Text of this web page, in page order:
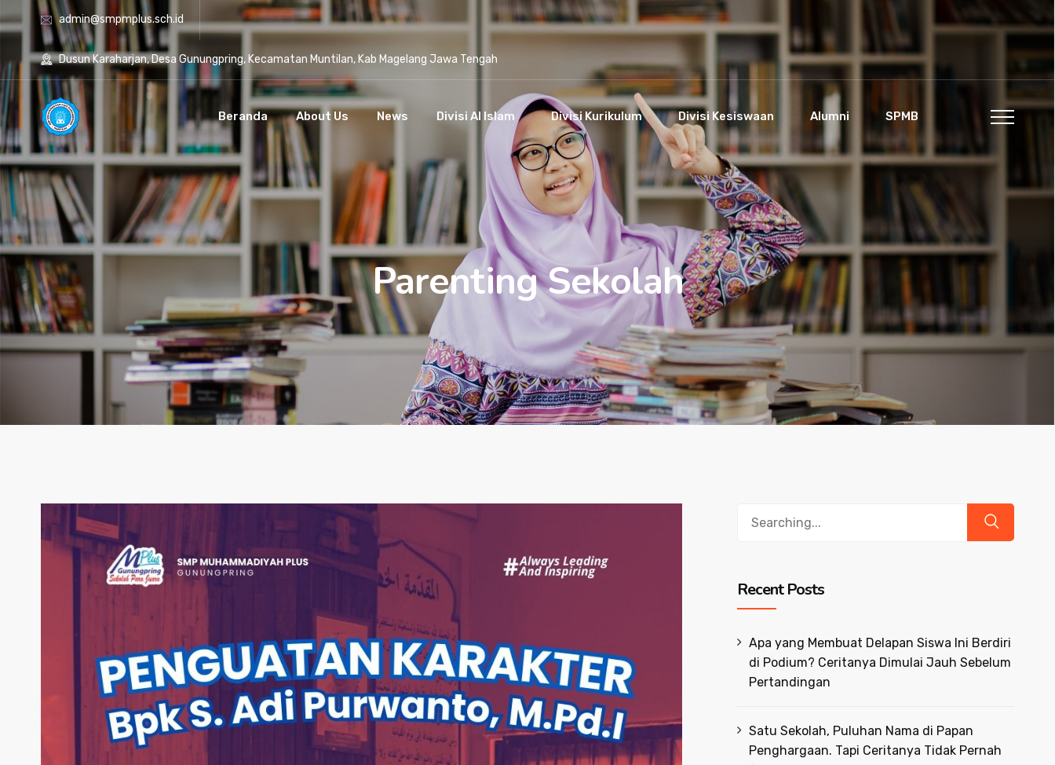
admin@smpmplus.sch.id
Dusun Karaharjan, Desa Gunungpring, Kecamatan Muntilan, Kab Magelang Jawa Tengah
Beranda About Us News Divisi Al Islam Divisi Kurikulum Divisi Kesiswaan Alumni SPMB
Parenting Sekolah
Recent Posts
Apa yang Membuat Delapan Siswa Ini Berdiri
di Podium? Ceritanya Dimulai Jauh Sebelum
Pertandingan
Satu Sekolah, Puluhan Nama di Papan
Penghargaan. Tapi Ceritanya Tidak Pernah